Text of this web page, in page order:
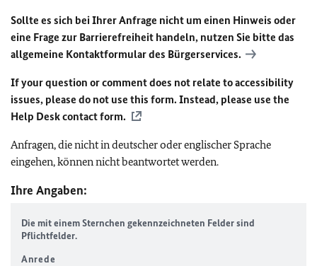
Sollte es sich bei Ihrer Anfrage nicht um einen Hinweis oder
eine Frage zur Barrierefreiheit handeln, nutzen Sie bitte das
allgemeine Kontaktformular des Bürgerservices.
If your question or comment does not relate to accessibility
issues, please do not use this form. Instead, please use the
Help Desk contact form.
Anfragen, die nicht in deutscher oder englischer Sprache
eingehen, können nicht beantwortet werden.
Ihre Angaben:
Die mit einem Sternchen gekennzeichneten Felder sind
Pflichtfelder.
Anrede